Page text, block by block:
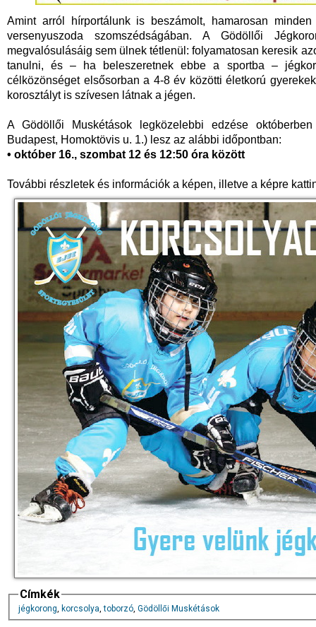
Amint arról hírportálunk is beszámolt, hamarosan
versenyuszoda szomszédságában. A Gödöllői
megvalósulásáig sem ülnek tétlenül: folyamatosan keresik
tanulni, és – ha beleszeretnek ebbe a sportba –
célközönséget elsősorban a 4-8 év közötti életkorú
korosztályt is szívesen látnak a jégen.
A Gödöllői Muskétások legközelebbi edzése
Budapest, Homoktövis u. 1.) lesz az alábbi időpontban:
• október 16., szombat 12 és 12:50 óra között
További részletek és információk a képen, illetve a képre
Címkék
jégkorong, korcsolya,toborzó, Gödöllői Muskétások